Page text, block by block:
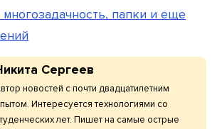
многозадачность, папки и еще
Сергеев
новостей с почти двадцатилетним
Интересуется технологиями со
лет. Пишет на самые острые